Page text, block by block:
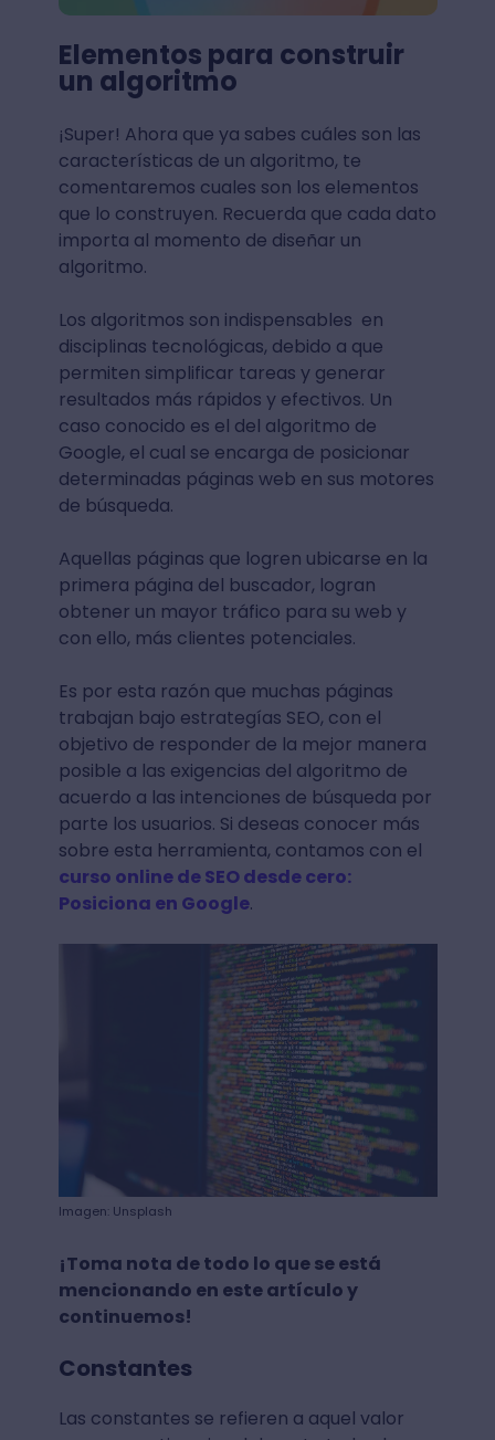
Elementos para construir
un algoritmo
¡Super! Ahora que ya sabes cuáles son las
características de un algoritmo, te
comentaremos cuales son los elementos
que lo construyen. Recuerda que cada dato
importa al momento de diseñar un
algoritmo.
Los algoritmos son indispensables en
disciplinas tecnológicas, debido a que
permiten simplificar tareas y generar
resultados más rápidos y efectivos. Un
caso conocido es el del algoritmo de
Google, el cual se encarga de posicionar
determinadas páginas web en sus motores
de búsqueda.
Aquellas páginas que logren ubicarse en la
primera página del buscador, logran
obtener un mayor tráfico para su web y
con ello, más clientes potenciales.
Es por esta razón que muchas páginas
trabajan bajo estrategías SEO, con el
objetivo de responder de la mejor manera
posible a las exigencias del algoritmo de
acuerdo a las intenciones de búsqueda por
parte los usuarios. Si deseas conocer más
sobre esta herramienta, contamos con el
curso online de SEO desde cero:
Posiciona en Google.
Imagen: Unsplash
¡Toma nota de todo lo que se está
mencionando en este artículo y
continuemos!
Constantes
Las constantes se refieren a aquel valor